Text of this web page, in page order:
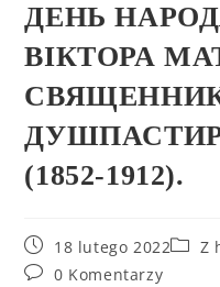
ДЕНЬ
ВІКТОРА
(1852-1912).
18 lutego 2022
Z
0 Komentarzy